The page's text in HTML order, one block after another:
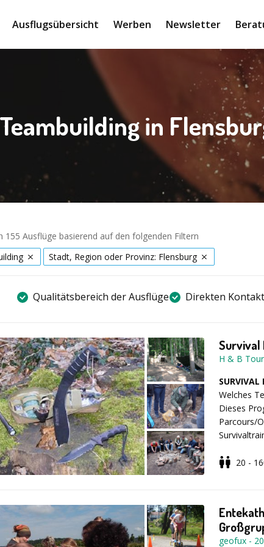
Ausflugsübersicht Werben Newsletter
Teambuilding in
155 Ausflüge basierend auf den folgenden Filtern
Stadt, Region oder Provinz: Flensburg
Qualitätsbereich der Ausflüge Direkten Kontakt
Survival
H & B
SURVIVAL
Welches
Dieses
Parcours/
3
begeben
Team holt
20 -
geofux -